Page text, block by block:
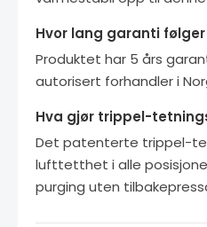
Hvor lang garanti følger
Produktet har 5 års
autorisert forhandler i
Hva gjør trippel-
Det patenterte trippel-
lufttetthet i alle
purging uten